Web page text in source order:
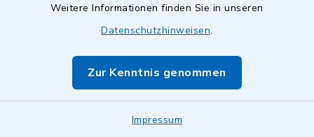
Weitere Informationen finden Sie in unseren
Datenschutzhinweisen.
Zur Kenntnis genommen
Impressum
Gleichstellungsarbeit;
Informationen
Kommunale
Grundstücksangelegenheiten;